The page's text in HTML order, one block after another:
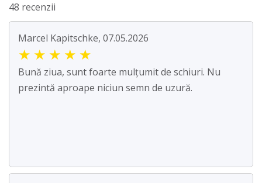
48 recenzii
Marcel Kapitschke, 07.05.2026
★ ★ ★ ★ ★
Bună ziua, sunt foarte mulțumit de schiuri. Nu
prezintă aproape niciun semn de uzură.